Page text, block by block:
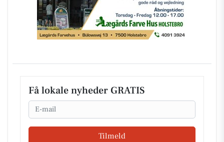
Få lokale nyheder GRATIS
Email
Tilmeld